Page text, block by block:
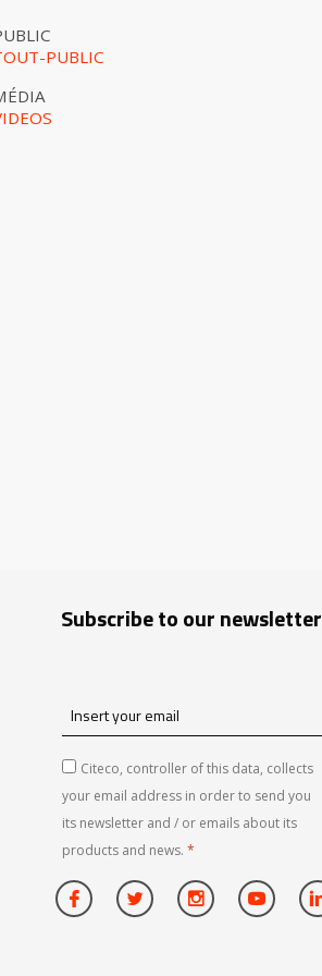
PUBLIC
Subscribe to our newsletter
Insert
your
emailCiteco, controller of this data, collects
your email address in order to send you
its newsletter and / or emails about its
products and news. *